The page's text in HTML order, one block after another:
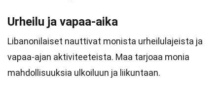
Urheilu ja vapaa-aika
Libanonilaiset nauttivat monista urheilulajeista ja
vapaa-ajan aktiviteeteista. Maa tarjoaa monia
mahdollisuuksia ulkoiluun ja liikuntaan.